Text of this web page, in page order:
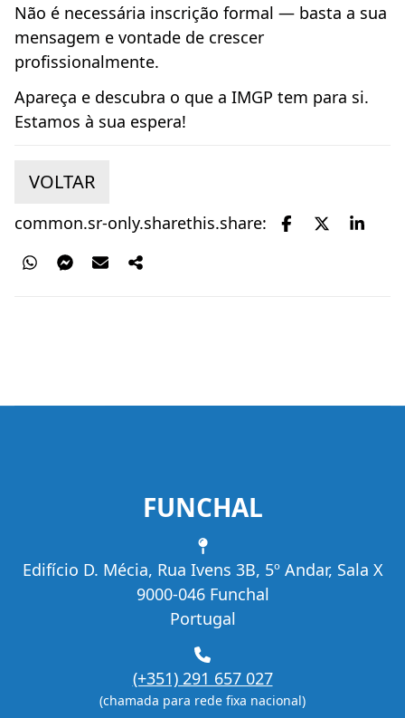
Não é necessária inscrição formal — basta a sua
mensagem e vontade de crescer
profissionalmente.
Apareça e descubra o que a IMGP tem para si.
Estamos à sua espera!
VOLTAR
common.sr-only.sharethis.share:
FUNCHAL
Morada
Edifício D. Mécia, Rua Ivens 3B, 5º Andar, Sala X
9000-046 Funchal
Portugal
(+351) 291 657 027
(chamada para rede fixa nacional)